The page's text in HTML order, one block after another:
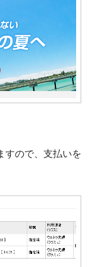
すので、支払いを